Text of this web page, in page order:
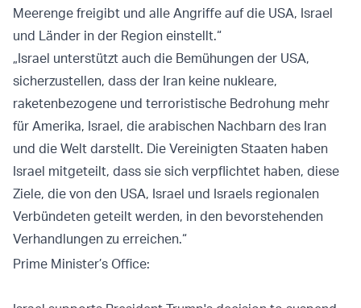
Meerenge freigibt und alle Angriffe auf die USA, Israel
und Länder in der Region einstellt.“
„Israel unterstützt auch die Bemühungen der USA,
sicherzustellen, dass der Iran keine nukleare,
raketenbezogene und terroristische Bedrohung mehr
für Amerika, Israel, die arabischen Nachbarn des Iran
und die Welt darstellt. Die Vereinigten Staaten haben
Israel mitgeteilt, dass sie sich verpflichtet haben, diese
Ziele, die von den USA, Israel und Israels regionalen
Verbündeten geteilt werden, in den bevorstehenden
Verhandlungen zu erreichen.“
Prime Minister’s Office: